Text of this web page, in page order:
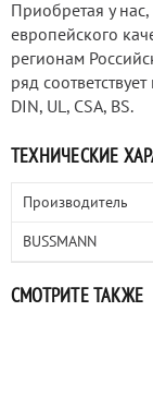
Приобретая у
европейского
регионам
ряд
DIN, UL, CSA, BS.
ТЕХНИЧЕСКИЕ
Производитель
BUSSMANN
СМОТРИТЕ ТАКЖЕ